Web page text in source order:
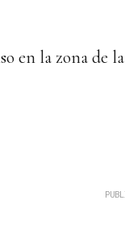
en la zona de la